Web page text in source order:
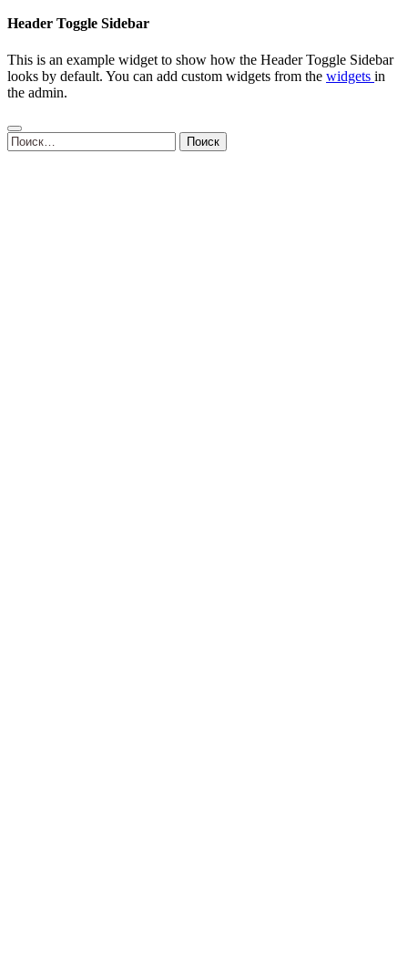
Header Toggle Sidebar
This is an example widget to show how the Header Toggle Sidebar
looks by default. You can add custom widgets from the widgets in
the admin.
Найти: